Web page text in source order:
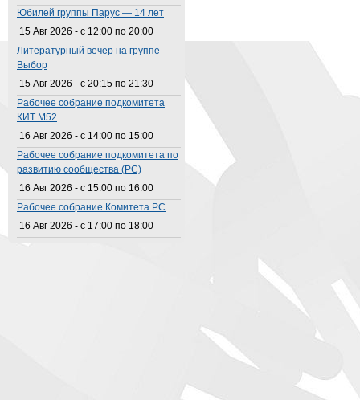
Юбилей группы Парус — 14 лет
15 Авг 2026 - с 12:00 по 20:00
Литературный вечер на группе
Выбор
15 Авг 2026 - с 20:15 по 21:30
Рабочее собрание подкомитета
КИТ M52
16 Авг 2026 - с 14:00 по 15:00
Рабочее собрание подкомитета по
развитию сообщества (РС)
16 Авг 2026 - с 15:00 по 16:00
Рабочее собрание Комитета РС
16 Авг 2026 - с 17:00 по 18:00